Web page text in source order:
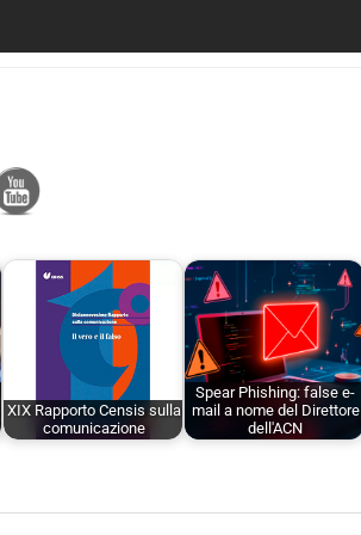
XIX Rapporto Censis sulla
comunicazione
Spear Phishing: false e-
mail a nome del Direttore
dell'ACN